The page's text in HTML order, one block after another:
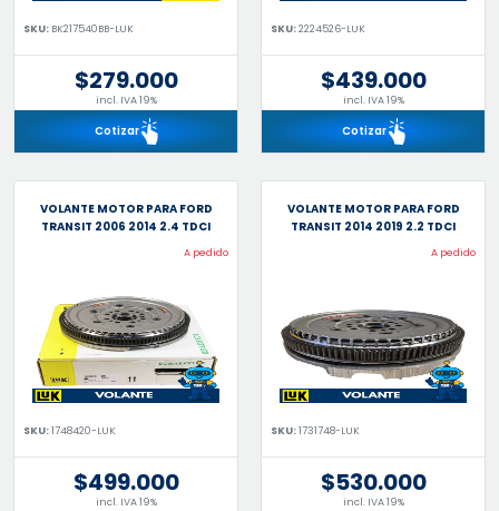
SKU: BK217540BB-LUK
$279.000
incl. IVA 19%
Cotizar
SKU:2224526-LUK
$439.000
incl. IVA 19%
Cotizar
VOLANTE MOTOR PARA FORD
TRANSIT 2006 2014 2.4 TDCI
A pedido
SKU:1748420-LUK
$499.000
incl. IVA 19%
VOLANTE MOTOR PARA FORD
TRANSIT 2014 2019 2.2 TDCI
A pedido
SKU:1731748-LUK
$530.000
incl. IVA 19%